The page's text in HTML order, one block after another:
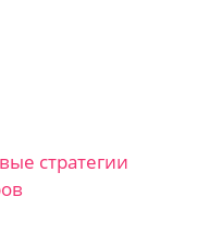
стратегии